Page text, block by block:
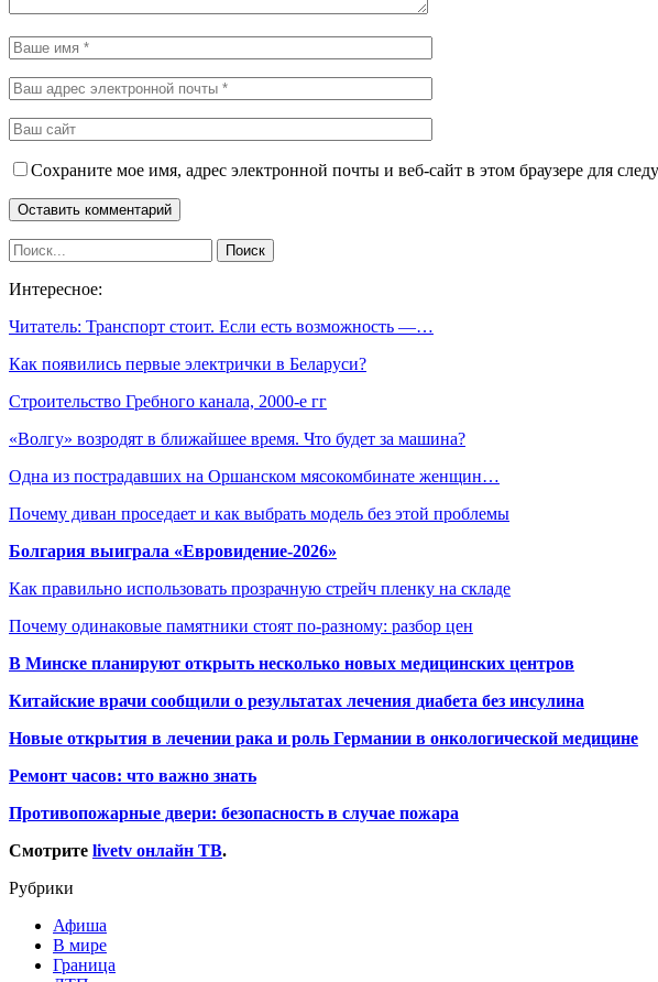
Сохраните мое имя, адрес электронной почты и веб-сайт в этом браузере для
Интересное:
Читатель: Транспорт стоит. Если есть возможность —…
Как появились первые электрички в Беларуси?
Строительство Гребного канала, 2000-е гг
«Волгу» возродят в ближайшее время. Что будет за машина?
Одна из пострадавших на Оршанском мясокомбинате женщин…
Почему диван проседает и как выбрать модель без этой проблемы
Болгария выиграла «Евровидение-2026»
Как правильно использовать прозрачную стрейч пленку на складе
Почему одинаковые памятники стоят по-разному: разбор цен
В Минске планируют открыть несколько новых медицинских центров
Китайские врачи сообщили о результатах лечения диабета без инсулина
Новые открытия в лечении рака и роль Германии в онкологической медицине
Ремонт часов: что важно знать
Противопожарные двери: безопасность в случае пожара
Смотрите livetv онлайн ТВ.
Рубрики
Афиша
В мире
Граница